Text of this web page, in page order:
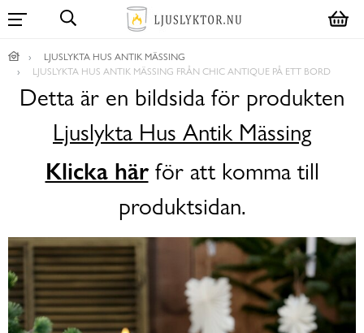
LJUSLYKTA HUS ANTIK MÄSSING
LJUSLYKTA HUS ANTIK MÄSSING FRÅN CHIC ANTIQUE PÅ ETT BORD
Detta är en bildsida för produkten
Ljuslykta Hus Antik Mässing
Klicka härför att komma till
produktsidan.